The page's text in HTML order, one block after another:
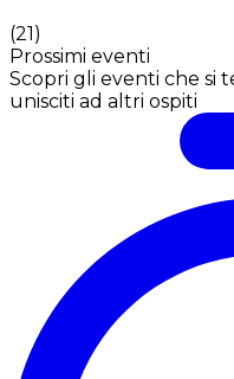
(21)
Prossimi eventi
Scopri gli eventi che si
unisciti ad altri ospiti